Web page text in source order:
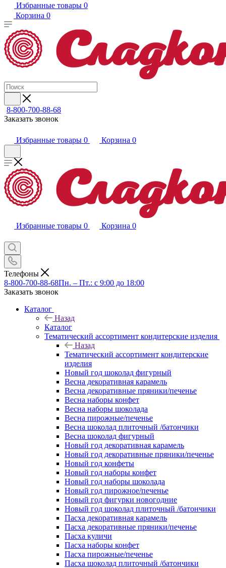
Избранные товары 0
Корзина 0
8-800-700-88-68
Заказать звонок
Избранные товары 0 Корзина 0
Избранные товары 0 Корзина 0
Телефоны
8-800-700-88-68Пн. – Пт.: с 9:00 до 18:00
Заказать звонок
Каталог
Назад
Каталог
Тематический ассортимент кондитерские изделия
Назад
Тематический ассортимент кондитерские
изделия
Новый год шоколад фигурный
Весна декоративная карамель
Весна декоративные пряники/печенье
Весна наборы конфет
Весна наборы шоколада
Весна пирожные/печенье
Весна шоколад плиточный /батончики
Весна шоколад фигурный
Новый год декоративная карамель
Новый год декоративные пряники/печенье
Новый год конфеты
Новый год наборы конфет
Новый год наборы шоколада
Новый год пирожное/печенье
Новый год фигурки новогодние
Новый год шоколад плиточный /батончики
Пасха декоративная карамель
Пасха декоративные пряники/печенье
Пасха куличи
Пасха наборы конфет
Пасха пирожные/печенье
Пасха шоколад плиточный /батончики